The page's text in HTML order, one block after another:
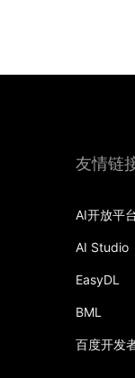
友情链
AI开放平
AI Studio
EasyDL
BML
百度开发